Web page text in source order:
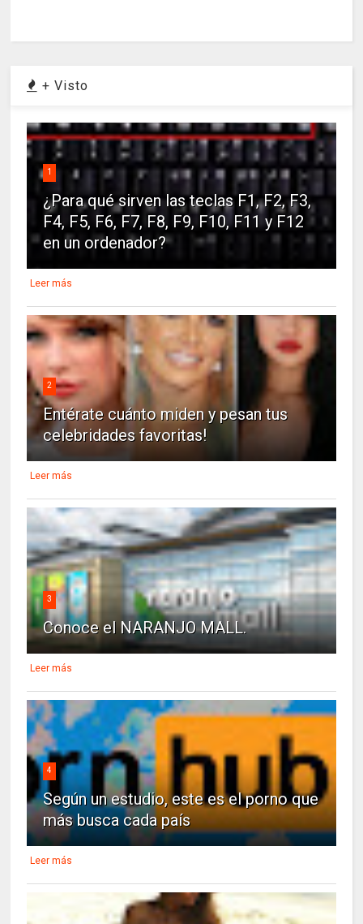
+ Visto
1
¿Para qué sirven las teclas F1, F2, F3,
F4, F5, F6, F7, F8, F9, F10, F11 y F12
en un ordenador?
Leer más
2
Entérate cuánto miden y pesan tus
celebridades favoritas!
Leer más
3
Conoce el NARANJO MALL.
Leer más
4
Según un estudio, este es el porno que
más busca cada país
Leer más